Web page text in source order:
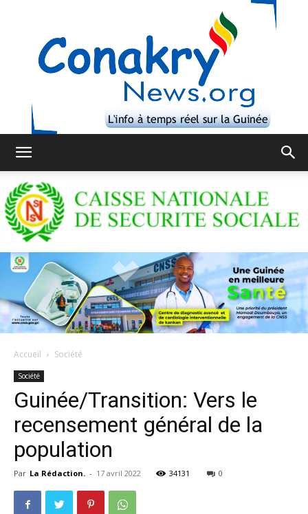
Accueil Société
Société
Guinée/Transition: Vers le
recensement général de la
population
Par La Rédaction. - 17 avril 2022 34131 0